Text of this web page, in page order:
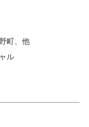
町、他
ル